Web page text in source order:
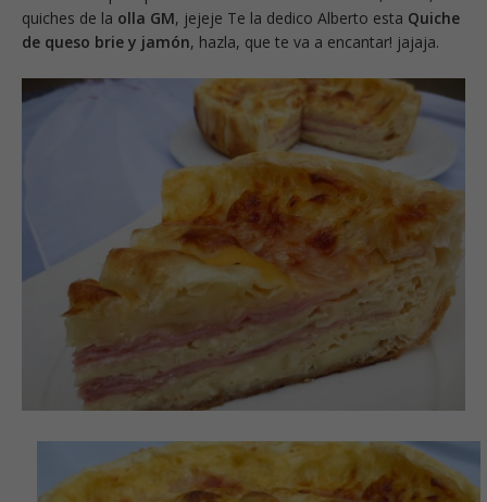
quiches de la olla GM, jejeje Te la dedico Alberto esta Quiche
de queso brie y jamón, hazla, que te va a encantar! jajaja.